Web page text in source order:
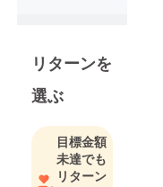
ある答えに
気づく！
❤️元NHKカ
ルチャー開
運メイク講
リターンを
選ぶ
目標金額
未達でも
リターン